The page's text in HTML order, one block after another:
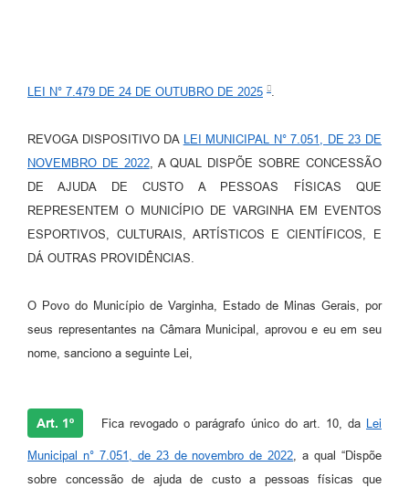
LEI N° 7.479 DE 24 DE OUTUBRO DE 2025 .
REVOGA DISPOSITIVO DA LEI MUNICIPAL N° 7.051, DE 23 DE
NOVEMBRO DE 2022, A QUAL DISPÕE SOBRE CONCESSÃO
DE AJUDA DE CUSTO A PESSOAS FÍSICAS QUE
REPRESENTEM O MUNICÍPIO DE VARGINHA EM EVENTOS
ESPORTIVOS, CULTURAIS, ARTÍSTICOS E CIENTÍFICOS, E
DÁ OUTRAS PROVIDÊNCIAS.
O Povo do Município de Varginha, Estado de Minas Gerais, por
seus representantes na Câmara Municipal, aprovou e eu em seu
nome, sanciono a seguinte Lei,
Art. 1º Fica revogado o parágrafo único do art. 10, da Lei
Municipal n° 7.051, de 23 de novembro de 2022, a qual “Dispõe
sobre concessão de ajuda de custo a pessoas físicas que